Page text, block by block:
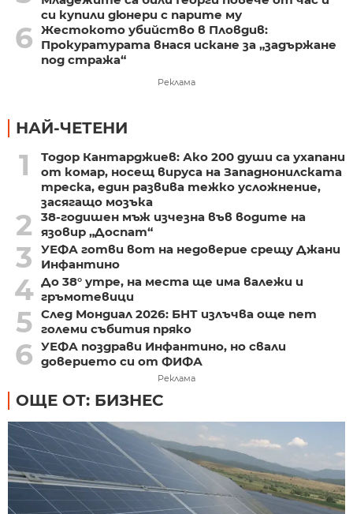
си купили дюнери с парите му
6 Жестокото убийство в Пловдив:
Прокуратурата внася искане за „задържане
под стража“
Реклама
НАЙ-ЧЕТЕНИ
1
Тодор Кантарджиев: Ако 200 души са ухапани
от комар, носещ вируса на Западнонилската
треска, един развива тежко усложнение,
засягащо мозъка
2
38-годишен мъж изчезна във водите на
язовир „Доспат“
3
УЕФА готви вот на недоверие срещу Джани
Инфантино
4 До 38° утре, на места ще има валежи и
гръмотевици
5 След Мондиал 2026: БНТ излъчва още пет
големи събития пряко
6 УЕФА поздрави Инфантино, но свали
доверието си от ФИФА
Реклама
ОЩЕ ОТ: БИЗНЕС